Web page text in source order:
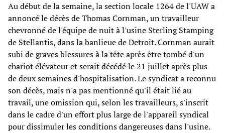
Au début de la semaine, la section locale 1264 de l'UAW a
annoncé le décès de Thomas Cornman, un travailleur
chevronné de l'équipe de nuit à l'usine Sterling Stamping
de Stellantis, dans la banlieue de Detroit. Cornman aurait
subi de graves blessures à la tête après être tombé d'un
chariot élévateur et serait décédé le 21 juillet après plus
de deux semaines d'hospitalisation. Le syndicat a reconnu
son décès, mais n'a pas mentionné qu'il était lié au
travail, une omission qui, selon les travailleurs, s'inscrit
dans le cadre d'un effort plus large de l'appareil syndical
pour dissimuler les conditions dangereuses dans l'usine.